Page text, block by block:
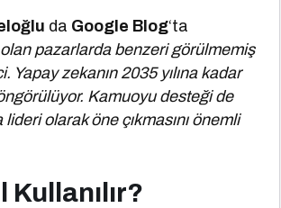
da Google Blog‘ta
pazarlarda benzeri görülmemiş
Yapay zekanın 2035 yılına kadar
Kamuoyu desteği de
olarak öne çıkmasını önemli